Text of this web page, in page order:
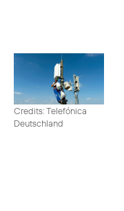
Credits: Telefónica
Deutschland